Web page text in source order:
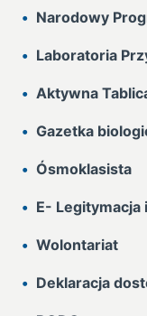
Narodowy
Laboratoria
Aktywna
Gazetka
Ósmoklasista
E- Legitymacja
Wolontariat
Deklaracja